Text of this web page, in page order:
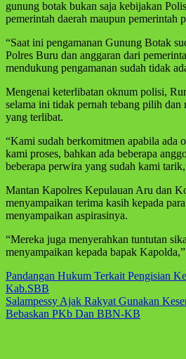
gunung botak bukan saja kebijakan
pemerintah daerah maupun pemerintah
“Saat ini pengamanan Gunung Botak
Polres Buru dan anggaran dari
mendukung pengamanan sudah tidak
Mengenai keterlibatan oknum polisi,
selama ini tidak pernah tebang pilih dan
yang terlibat.
“Kami sudah berkomitmen apabila ada
kami proses, bahkan ada beberapa
beberapa perwira yang sudah kami
Mantan Kapolres Kepulauan Aru dan
menyampaikan terima kasih kepada
menyampaikan aspirasinya.
“Mereka juga menyerahkan tuntutan
menyampaikan kepada bapak
Navigasi
pos
Pandangan Hukum Terkait Pengisian
Kab.SBB
Salampessy Ajak Rakyat Gunakan
Bebaskan PKb Dan BBN-KB